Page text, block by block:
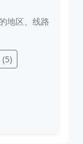
地区、线路
(5)